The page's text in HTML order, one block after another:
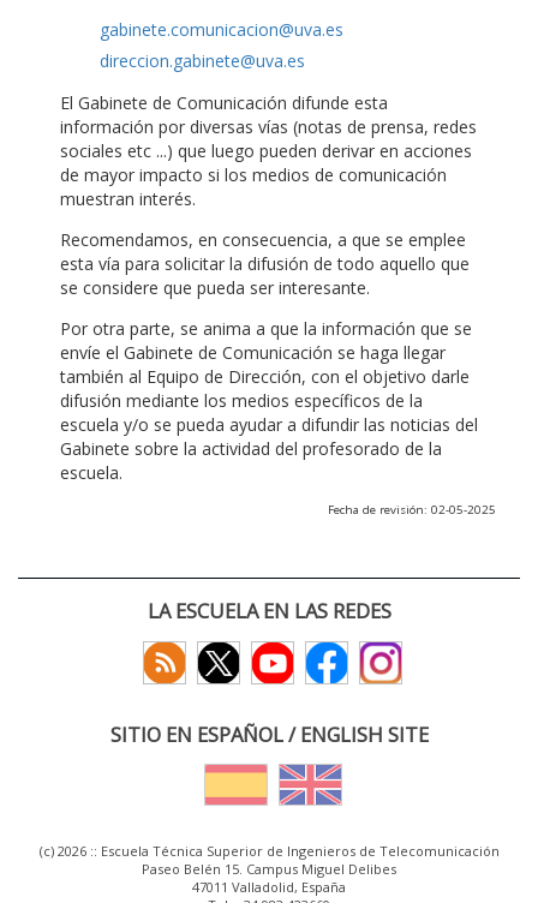
gabinete.comunicacion@uva.es
direccion.gabinete@uva.es
El Gabinete de Comunicación difunde esta
información por diversas vías (notas de prensa, redes
sociales etc ...) que luego pueden derivar en acciones
de mayor impacto si los medios de comunicación
muestran interés.
Recomendamos, en consecuencia, a que se emplee
esta vía para solicitar la difusión de todo aquello que
se considere que pueda ser interesante.
Por otra parte, se anima a que la información que se
envíe el Gabinete de Comunicación se haga llegar
también al Equipo de Dirección, con el objetivo darle
difusión mediante los medios específicos de la
escuela y/o se pueda ayudar a difundir las noticias del
Gabinete sobre la actividad del profesorado de la
escuela.
Fecha de revisión: 02-05-2025
LA ESCUELA EN LAS REDES
SITIO EN ESPAÑOL / ENGLISH SITE
(c) 2026 :: Escuela Técnica Superior de Ingenieros de Telecomunicación
Paseo Belén 15. Campus Miguel Delibes
47011 Valladolid, España